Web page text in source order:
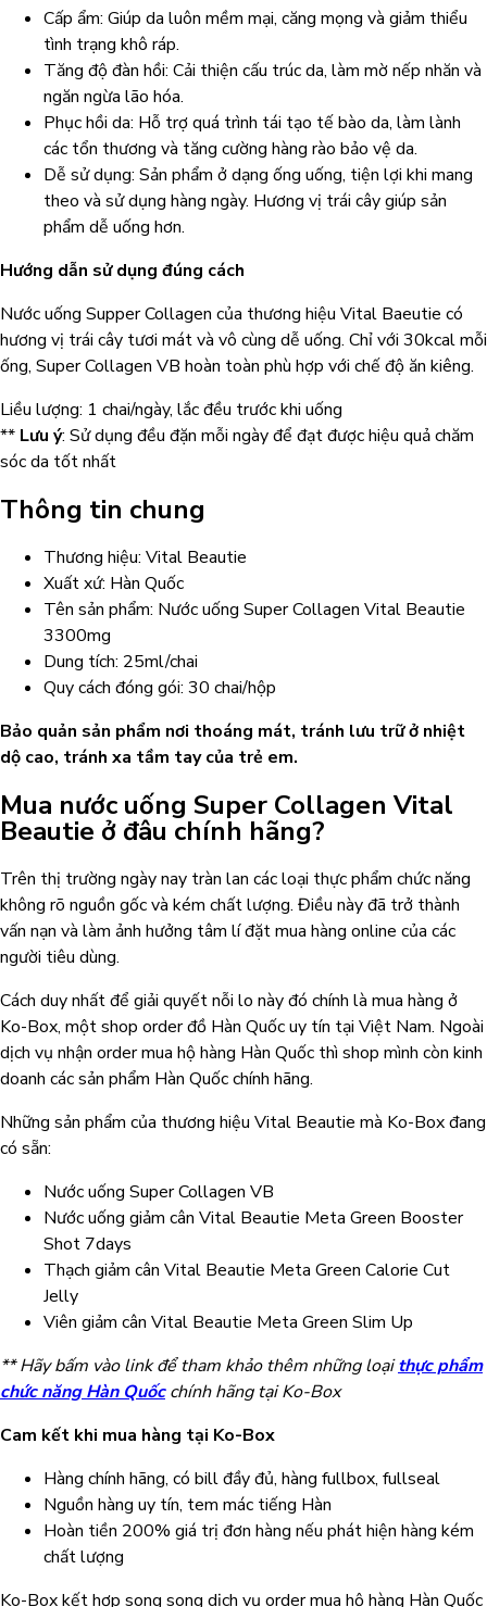
Cấp ẩm: Giúp da luôn mềm mại, căng mọng và giảm thiểu
tình trạng khô ráp.
Tăng độ đàn hồi: Cải thiện cấu trúc da, làm mờ nếp nhăn và
ngăn ngừa lão hóa.
Phục hồi da: Hỗ trợ quá trình tái tạo tế bào da, làm lành
các tổn thương và tăng cường hàng rào bảo vệ da.
Dễ sử dụng: Sản phẩm ở dạng ống uống, tiện lợi khi mang
theo và sử dụng hàng ngày. Hương vị trái cây giúp sản
phẩm dễ uống hơn.
Hướng dẫn sử dụng đúng cách
Nước uống Supper Collagen của thương hiệu Vital Baeutie có
hương vị trái cây tươi mát và vô cùng dễ uống. Chỉ với 30kcal mỗi
ống, Super Collagen VB hoàn toàn phù hợp với chế độ ăn kiêng.
Liều lượng: 1 chai/ngày, lắc đều trước khi uống
** Lưu ý: Sử dụng đều đặn mỗi ngày để đạt được hiệu quả chăm
sóc da tốt nhất
Thông tin chung
Thương hiệu: Vital Beautie
Xuất xứ: Hàn Quốc
Tên sản phẩm: Nước uống Super Collagen Vital Beautie
3300mg
Dung tích: 25ml/chai
Quy cách đóng gói: 30 chai/hộp
Bảo quản sản phẩm nơi thoáng mát, tránh lưu trữ ở nhiệt
dộ cao, tránh xa tầm tay của trẻ em.
Mua nước uống Super Collagen Vital
Beautie ở đâu chính hãng?
Trên thị trường ngày nay tràn lan các loại thực phẩm chức năng
không rõ nguồn gốc và kém chất lượng. Điều này đã trở thành
vấn nạn và làm ảnh hưởng tâm lí đặt mua hàng online của các
người tiêu dùng.
Cách duy nhất để giải quyết nỗi lo này đó chính là mua hàng ở
Ko-Box, một shop order đồ Hàn Quốc uy tín tại Việt Nam. Ngoài
dịch vụ nhận order mua hộ hàng Hàn Quốc thì shop mình còn kinh
doanh các sản phẩm Hàn Quốc chính hãng.
Những sản phẩm của thương hiệu Vital Beautie mà Ko-Box đang
có sẵn:
Nước uống Super Collagen VB
Nước uống giảm cân Vital Beautie Meta Green Booster
Shot 7days
Thạch giảm cân Vital Beautie Meta Green Calorie Cut
Jelly
Viên giảm cân Vital Beautie Meta Green Slim Up
** Hãy bấm vào link để tham khảo thêm những loạithực phẩm
chức năng Hàn Quốcchính hãng tại Ko-Box
Cam kết khi mua hàng tại Ko-Box
Hàng chính hãng, có bill đầy đủ, hàng fullbox, fullseal
Nguồn hàng uy tín, tem mác tiếng Hàn
Hoàn tiền 200% giá trị đơn hàng nếu phát hiện hàng kém
chất lượng
Ko-Box kết hợp song song dịch vụ order mua hộ hàng Hàn Quốc